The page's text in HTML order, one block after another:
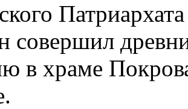
совершил
в храме